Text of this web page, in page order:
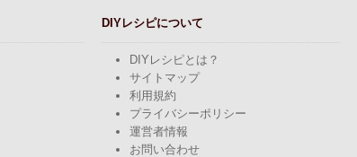
DIYレシピについて
DIYレシピとは？
サイトマップ
利用規約
プライバシーポリシー
運営者情報
お問い合わせ